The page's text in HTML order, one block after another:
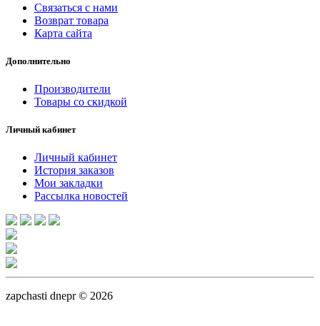
Связаться с нами
Возврат товара
Карта сайта
Дополнительно
Производители
Товары со скидкой
Личный кабинет
Личный кабинет
История заказов
Мои закладки
Рассылка новостей
zapchasti dnepr © 2026